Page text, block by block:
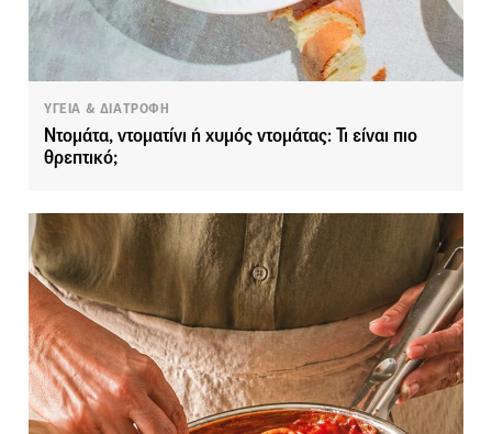
ΥΓΕΙΑ & ΔΙΑΤΡΟΦΗ
Ντομάτα, ντοματίνι ή χυμός ντομάτας: Τι είναι πιο
θρεπτικό;